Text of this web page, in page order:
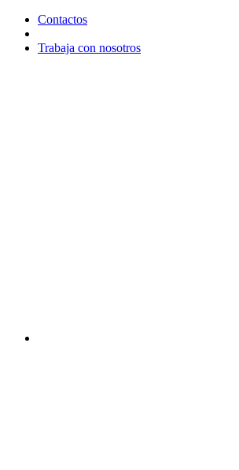
Contactos
Trabaja con nosotros